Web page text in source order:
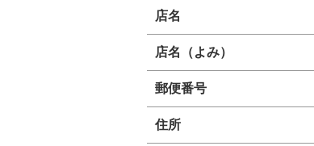
店名
店名（よみ）
郵便番号
住所